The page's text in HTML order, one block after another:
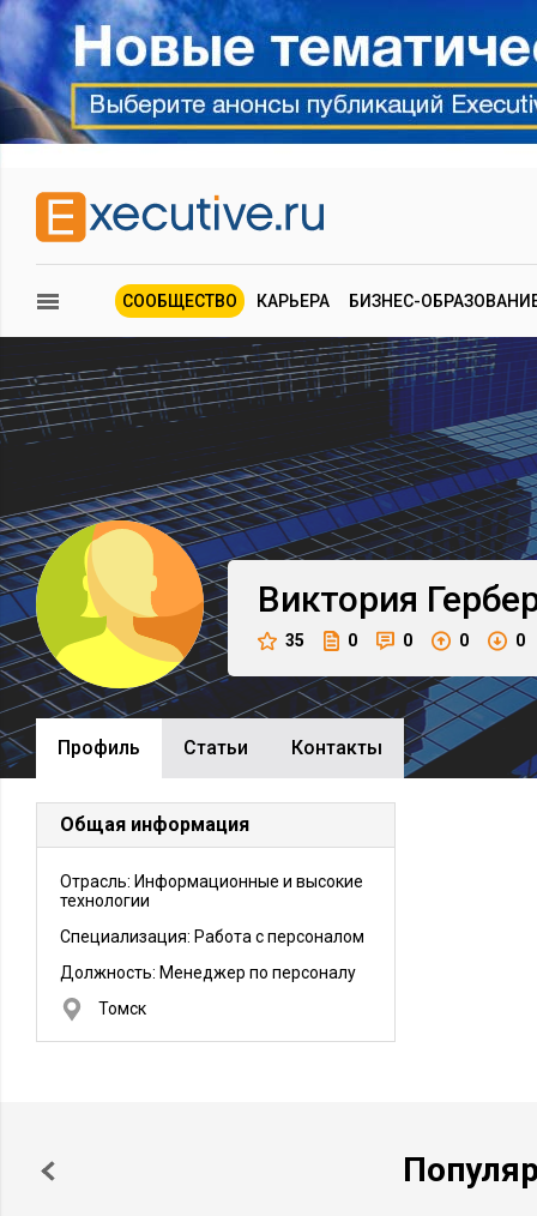
СООБЩЕСТВО КАРЬЕРА БИЗНЕС-
Виктория
35 0 0 0 0
Профиль Cтатьи Контакты
Общая информация
Отрасль: Информационные и высокие
технологии
Специализация: Работа с персоналом
Должность: Менеджер по персоналу
Томск